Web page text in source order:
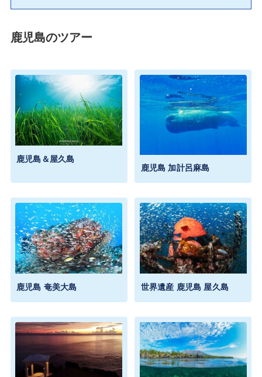
鹿児島のツアー
鹿児島＆屋久島
鹿児島 加計呂麻島
鹿児島 奄美大島 世界遺産 鹿児島 屋久島